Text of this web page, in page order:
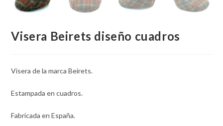
Visera Beirets diseño cuadros
Visera de la marca Beirets.
Estampada en cuadros.
Fabricada en España.